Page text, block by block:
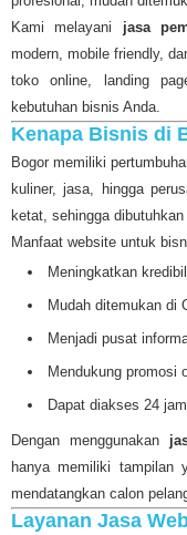
Kami melayani jasa
modern, mobile friendly,
toko online, landing
kebutuhan bisnis Anda.
Kenapa Bisnis di
Bogor memiliki
kuliner, jasa, hingga
ketat, sehingga
Manfaat website untuk
Meningkatkan
Mudah ditemukan di
Menjadi pusat
Mendukung promosi
Dapat diakses 24
Dengan menggunakan
hanya memiliki tampilan
mendatangkan calon
Layanan Jasa